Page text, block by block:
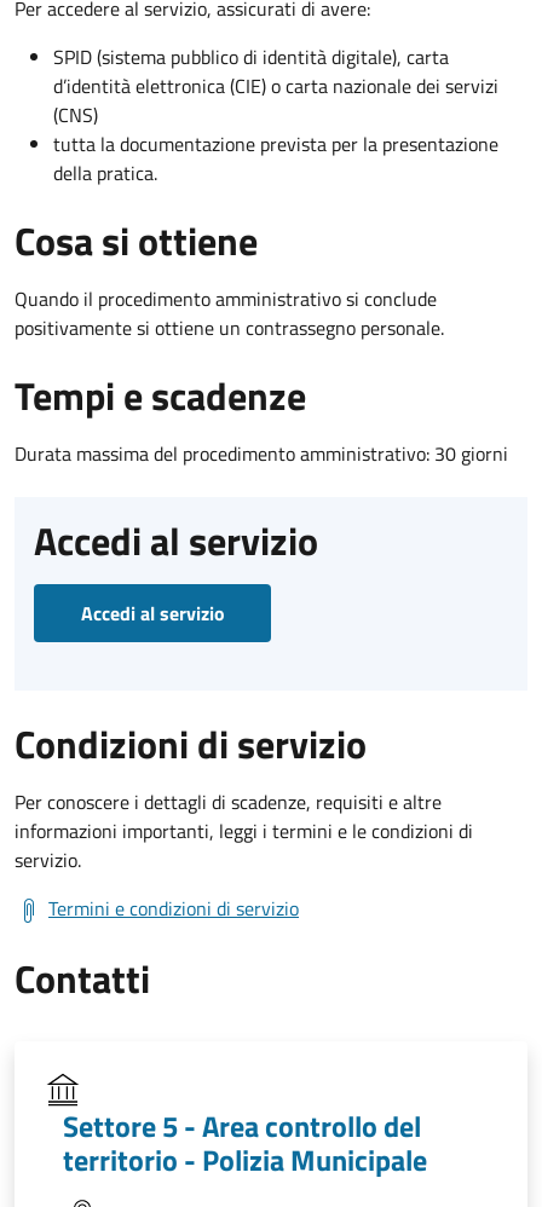
Per accedere al servizio, assicurati di avere:
SPID (sistema pubblico di identità digitale), carta
d’identità elettronica (CIE) o carta nazionale dei servizi
(CNS)
tutta la documentazione prevista per la presentazione
della pratica.
Cosa si ottiene
Quando il procedimento amministrativo si conclude
positivamente si ottiene un contrassegno personale.
Tempi e scadenze
Durata massima del procedimento amministrativo: 30 giorni
Accedi al servizio
Accedi al servizio
Condizioni di servizio
Per conoscere i dettagli di scadenze, requisiti e altre
informazioni importanti, leggi i termini e le condizioni di
servizio.
Termini e condizioni di servizio
Contatti
Settore 5 - Area controllo del
territorio - Polizia Municipale